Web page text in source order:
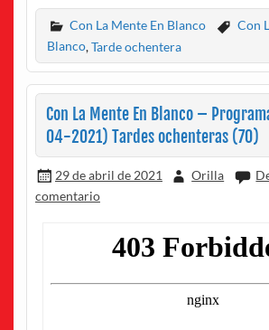
Con La Mente En Blanco
Con
Blanco, Tarde ochentera
Con La Mente En Blanco –
04-2021) Tardes ochenteras (70)
29 de abril de 2021 Orilla
comentario